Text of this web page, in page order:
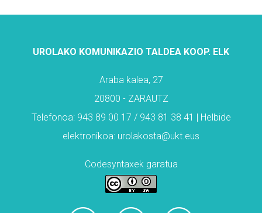
UROLAKO KOMUNIKAZIO TALDEA KOOP. ELK
Araba kalea, 27
20800 - ZARAUTZ
Telefonoa: 943 89 00 17 / 943 81 38 41 | Helbide
elektronikoa: urolakosta@ukt.eus
Codesyntaxek garatua